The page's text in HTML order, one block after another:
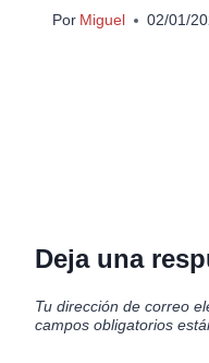
Por Miguel 02/01/
Deja una
Tu dirección de correo
campos obligatorios